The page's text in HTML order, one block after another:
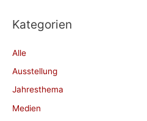
Kategorien
Alle
Ausstellung
Jahresthema
Medien